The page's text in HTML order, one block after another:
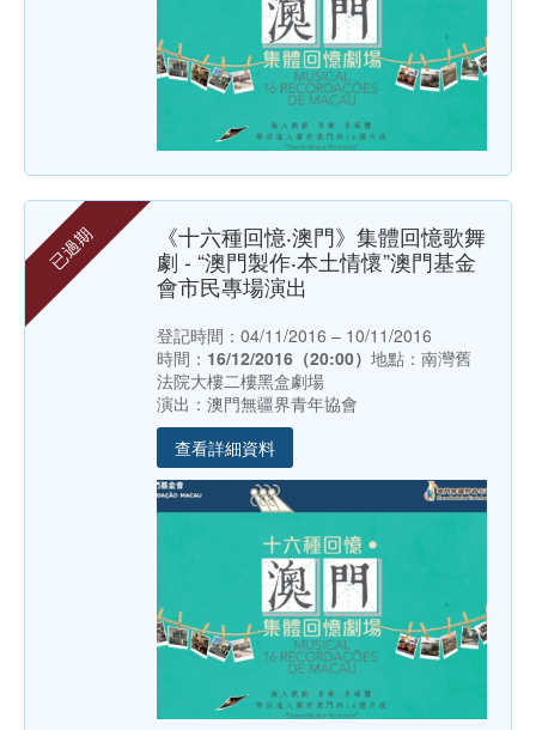
已過期
《十六種回憶‧澳門》集體回憶歌舞
劇 - “澳門製作‧本土情懷”澳門基金
會市民專場演出
登記時間：04/11/2016 – 10/11/2016
時間： 16/12/2016（20:00） 地點：南灣舊
法院大樓二樓黑盒劇場
演出：澳門無疆界青年協會
查看詳細資料